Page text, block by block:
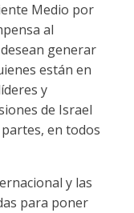
Medio por
al
generar
están en
y
de Israel
en todos
y las
para poner